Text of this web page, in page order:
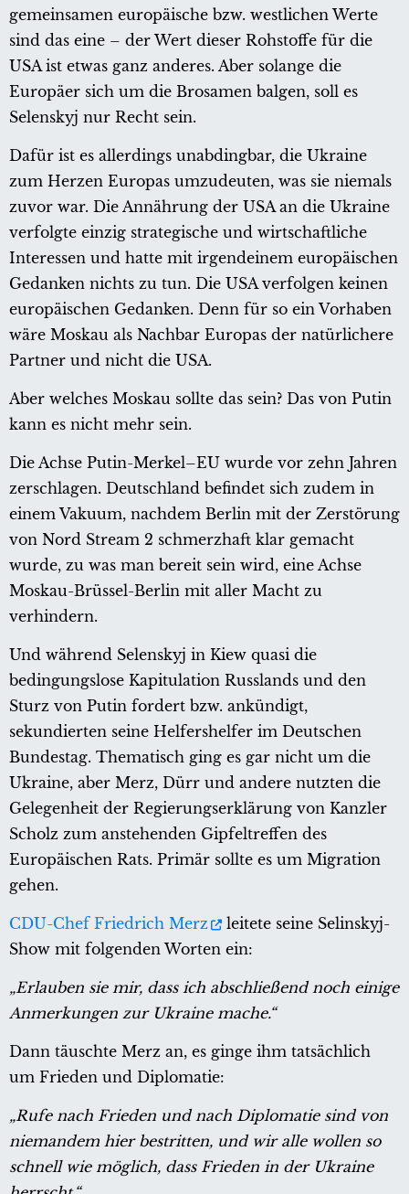
gemeinsamen europäische bzw. westlichen Werte
sind das eine – der Wert dieser Rohstoffe für die
USA ist etwas ganz anderes. Aber solange die
Europäer sich um die Brosamen balgen, soll es
Selenskyj nur Recht sein.
Dafür ist es allerdings unabdingbar, die Ukraine
zum Herzen Europas umzudeuten, was sie niemals
zuvor war. Die Annährung der USA an die Ukraine
verfolgte einzig strategische und wirtschaftliche
Interessen und hatte mit irgendeinem europäischen
Gedanken nichts zu tun. Die USA verfolgen keinen
europäischen Gedanken. Denn für so ein Vorhaben
wäre Moskau als Nachbar Europas der natürlichere
Partner und nicht die USA.
Aber welches Moskau sollte das sein? Das von Putin
kann es nicht mehr sein.
Die Achse Putin-Merkel–EU wurde vor zehn Jahren
zerschlagen. Deutschland befindet sich zudem in
einem Vakuum, nachdem Berlin mit der Zerstörung
von Nord Stream 2 schmerzhaft klar gemacht
wurde, zu was man bereit sein wird, eine Achse
Moskau-Brüssel-Berlin mit aller Macht zu
verhindern.
Und während Selenskyj in Kiew quasi die
bedingungslose Kapitulation Russlands und den
Sturz von Putin fordert bzw. ankündigt,
sekundierten seine Helfershelfer im Deutschen
Bundestag. Thematisch ging es gar nicht um die
Ukraine, aber Merz, Dürr und andere nutzten die
Gelegenheit der Regierungserklärung von Kanzler
Scholz zum anstehenden Gipfeltreffen des
Europäischen Rats. Primär sollte es um Migration
gehen.
CDU-Chef Friedrich Merz
leitete seine Selinskyj-
Show mit folgenden Worten ein:
„Erlauben sie mir, dass ich abschließend noch einige
Anmerkungen zur Ukraine mache.“
Dann täuschte Merz an, es ginge ihm tatsächlich
um Frieden und Diplomatie:
„Rufe nach Frieden und nach Diplomatie sind von
niemandem hier bestritten, und wir alle wollen so
schnell wie möglich, dass Frieden in der Ukraine